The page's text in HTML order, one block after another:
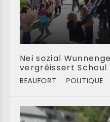
Nei sozial
vergréissert Schoul
BEAUFORT POLITIQUE